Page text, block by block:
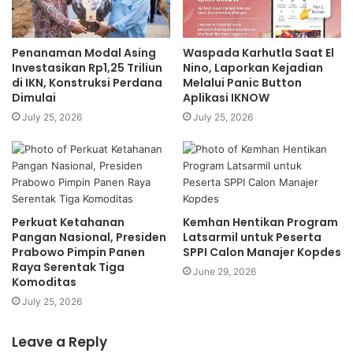
Puasa dari segi psikososial adalah kunci( the key)bukan
dalam arti mengunci interaksi kita dengan orang lain tetapi
mengunci perilaku buruk( bad behaviors)yang merajai
hidup kita.
Hidup penuh kepura-puraan, egois dan kemaruk harus
segera dibatasi dengan pembatasan pribadi berskala kecil.
Sementara kebiasaan menimbun menyebabkan kebutuhan
bahan pokok mahal di pasaran, penyelundupan dan mafia
kartel merajalela tapi tak tersentuh hukum, manipulasi
pajak kekayaan pribadi, kebocoran keuangan negara di
semua sektor pembangunan,
Suap politik, kemaksiatan yang tak terkendali dan
moral sosial berskala besar.
Penanaman Modal Asing
Investasikan Rp1,25 Triliun
di IKN, Konstruksi Perdana
Dimulai
July 25, 2026
Waspada Karhutla Saat El
Nino, Laporkan Kejadian
Melalui Panic Button
Aplikasi IKNOW
July 25, 2026
Perkuat Ketahanan
Pangan Nasional, Presiden
Prabowo Pimpin Panen
Raya Serentak Tiga
Komoditas
July 25, 2026
Kemhan Hentikan Program
Latsarmil untuk Peserta
SPPI Calon Manajer Kopdes
June 29, 2026
Leave a Reply